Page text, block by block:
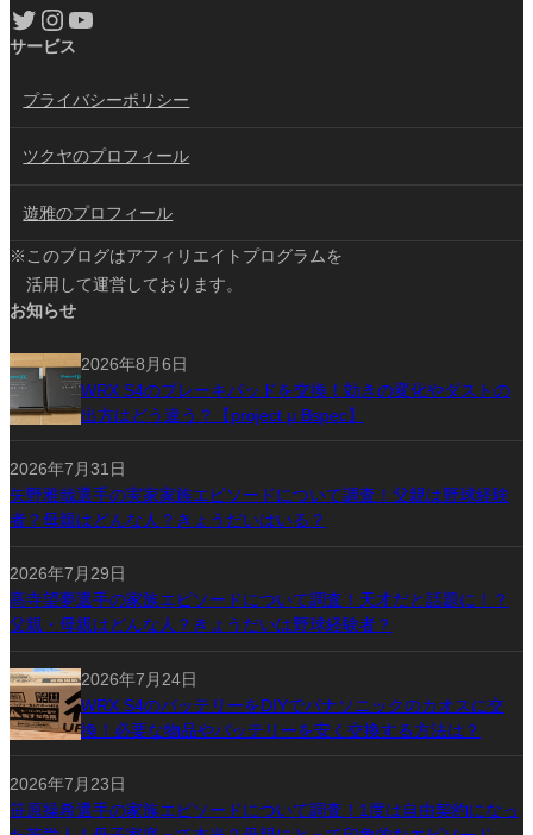
Twitter Instagram YouTube
サービス
プライバシーポリシー
ツクヤのプロフィール
遊雅のプロフィール
※このブログはアフィリエイトプログラムを
活用して運営しております。
お知らせ
2026年8月6日
WRX S4のブレーキパッドを交換！効きの変化やダストの
出方はどう違う？【project μ Bspec】
2026年7月31日
矢野雅哉選手の実家家族エピソードについて調査！父親は野球経験
者？母親はどんな人？きょうだいはいる？
2026年7月29日
髙寺望夢選手の家族エピソードについて調査！天才だと話題に！？
父親・母親はどんな人？きょうだいは野球経験者？
2026年7月24日
WRX S4のバッテリーをDIYでパナソニックのカオスに交
換！必要な物品やバッテリーを安く交換する方法は？
2026年7月23日
笹原操希選手の家族エピソードについて調査！1度は自由契約になっ